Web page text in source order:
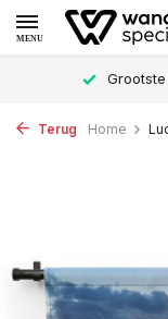
MENU
Terug Home